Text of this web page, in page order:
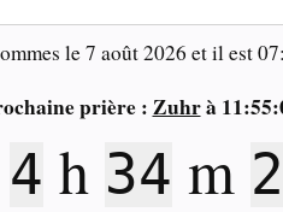
le7 août 2026 et il est
prière : Zuhrà
4 h 34 m